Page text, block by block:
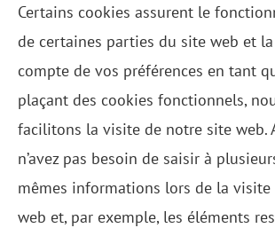
Certains cookies assurent le
de certaines parties du site web et
compte de vos préférences en tant
plaçant des cookies fonctionnels,
facilitons la visite de notre site web.
n’avez pas besoin de saisir à
mêmes informations lors de la
web et, par exemple, les éléments